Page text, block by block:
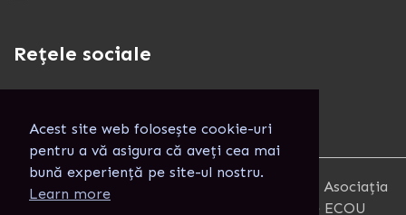
Acest site web folosește cookie-uri
pentru a vă asigura că aveți cea mai
bună experiență pe site-ul nostru.
Learn more
Rețele sociale
Copyright 2025. Toate Drepturile rezervate. Asociația
pentru Combaterea Izolării Informaționale ECOU